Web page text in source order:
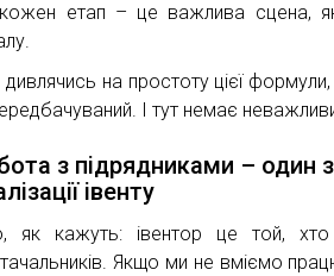
етап – це важлива сцена,
дивлячись на простоту цієї
І тут немає
з підрядниками – один
івенту
як кажуть: івентор це той, хто
Якщо ми не вміємо